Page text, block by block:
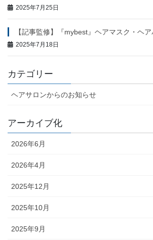
2025年7月25日
【記事監修】『mybest』ヘアマスク・ヘ
2025年7月18日
カテゴリー
ヘアサロンからのお知らせ
アーカイブ化
2026年6月
2026年4月
2025年12月
2025年10月
2025年9月